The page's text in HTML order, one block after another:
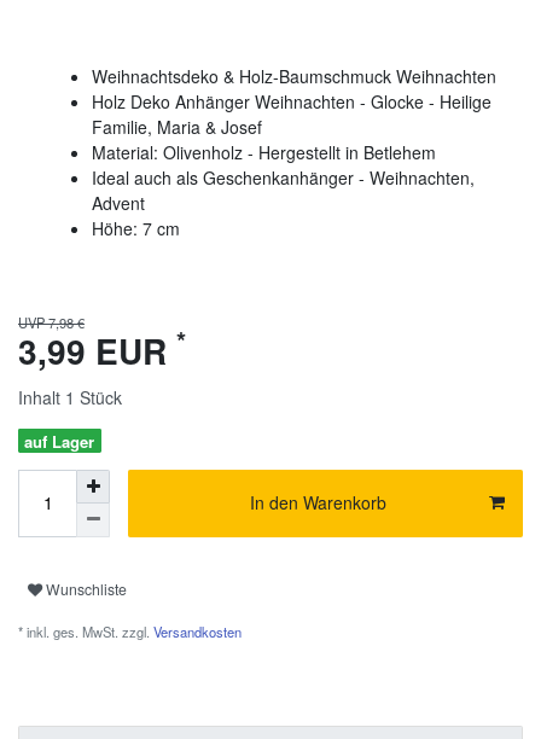
Weihnachtsdeko & Holz-Baumschmuck Weihnachten
Holz Deko Anhänger Weihnachten - Glocke - Heilige
Familie, Maria & Josef
Material: Olivenholz - Hergestellt in Betlehem
Ideal auch als Geschenkanhänger - Weihnachten,
Advent
Höhe: 7 cm
UVP 7,98 €
3,99 EUR *
Inhalt 1 Stück
auf Lager
In den Warenkorb
Wunschliste
* inkl. ges. MwSt. zzgl. Versandkosten